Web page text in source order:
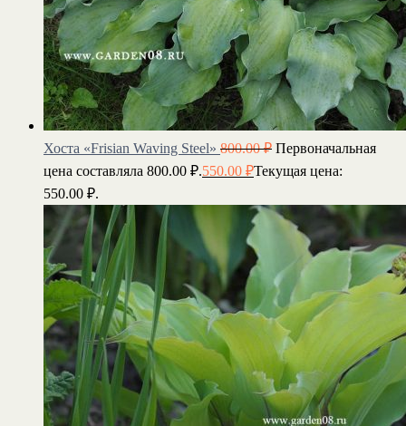
Хоста «Frisian Waving Steel» 800.00₽ Первоначальная
цена составляла 800.00 ₽.550.00 ₽Текущая цена:
550.00 ₽.